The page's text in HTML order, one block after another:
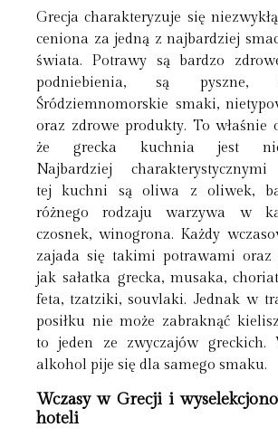
Grecja charakteryzuje się
ceniona za jedną z najbardziej
świata. Potrawy są bardzo
podniebienia, są pyszne,
Śródziemnomorskie smaki,
oraz zdrowe produkty. To właśnie
że grecka kuchnia jest
Najbardziej charakterystycznymi
tej kuchni są oliwa z oliwek,
różnego rodzaju warzywa w
czosnek, winogrona. Każdy
zajada się takimi potrawami oraz
jak sałatka grecka, musaka,
feta, tzatziki, souvlaki. Jednak w
posiłku nie może zabraknąć
to jeden ze zwyczajów
alkohol pije się dla samego smaku.
Wczasy w Grecji i
hoteli